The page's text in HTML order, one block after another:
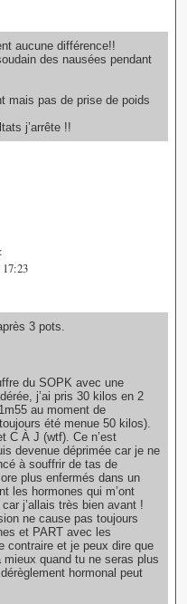
aucune différence!!
des nausées pendant
mais pas de prise de poids
j’arrête !!
3 pots.
du SOPK avec une
j’ai pris 30 kilos en 2
au moment de
été menue 50 kilos).
C À J (wtf). Ce n’est
devenue déprimée car je ne
à souffrir de tas de
plus enfermés dans un
les hormones qui m’ont
j’allais très bien avant !
ne cause pas toujours
et PART avec les
contraire et je peux dire que
quand tu ne seras plus
hormonal peut